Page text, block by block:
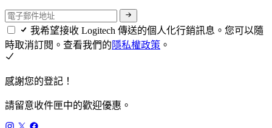
我希望接收 Logitech 傳送的個人化行銷訊息。您可以隨
時取消訂閱。查看我們的隱私權政策 。
感謝您的登記！
請留意收件匣中的歡迎優惠。